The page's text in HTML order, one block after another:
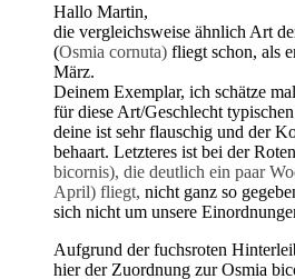
Hallo Martin,
die vergleichsweise ähnlich Art
(Osmia cornuta) fliegt schon, als
März.
Deinem Exemplar, ich schätze
für diese Art/Geschlecht
deine ist sehr flauschig und der
behaart. Letzteres ist bei der
bicornis), die deutlich ein paar
April) fliegt, nicht ganz so
sich nicht um unsere
Aufgrund der fuchsroten
hier der Zuordnung zur Osmia